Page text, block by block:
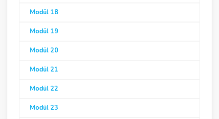
Modül 18
Modül 19
Modül 20
Modül 21
Modül 22
Modül 23